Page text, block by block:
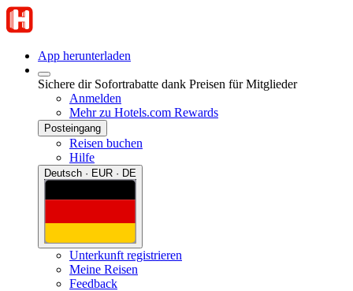
App herunterladen
Sichere dir Sofortrabatte dank Preisen für Mitglieder
Anmelden
Mehr zu Hotels.com Rewards
Posteingang
Reisen buchen
Hilfe
Deutsch · EUR · DE
Unterkunft registrieren
Meine Reisen
Feedback